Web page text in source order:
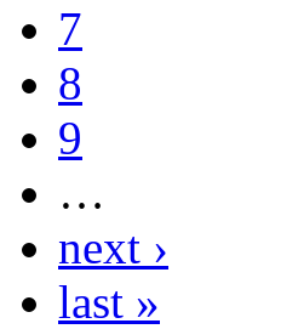
7
8
9
…
next ›
last »